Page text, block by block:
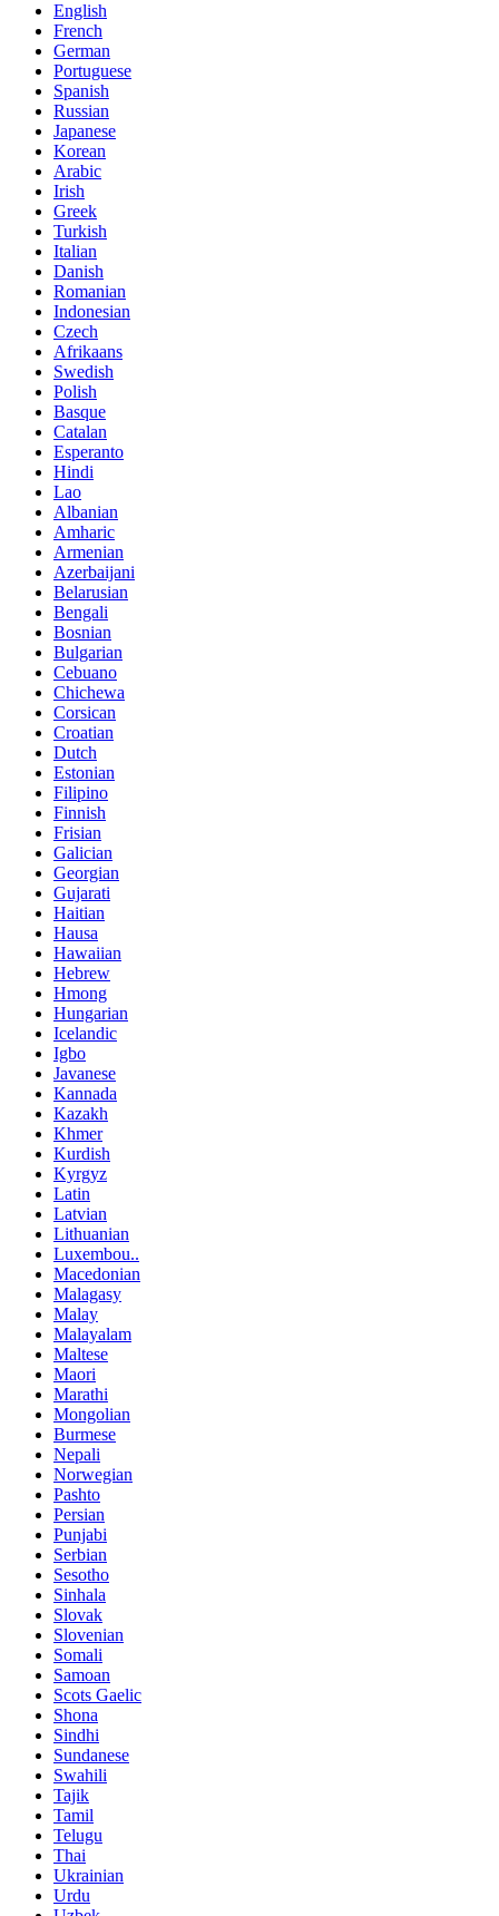
English
French
German
Portuguese
Spanish
Russian
Japanese
Korean
Arabic
Irish
Greek
Turkish
Italian
Danish
Romanian
Indonesian
Czech
Afrikaans
Swedish
Polish
Basque
Catalan
Esperanto
Hindi
Lao
Albanian
Amharic
Armenian
Azerbaijani
Belarusian
Bengali
Bosnian
Bulgarian
Cebuano
Chichewa
Corsican
Croatian
Dutch
Estonian
Filipino
Finnish
Frisian
Galician
Georgian
Gujarati
Haitian
Hausa
Hawaiian
Hebrew
Hmong
Hungarian
Icelandic
Igbo
Javanese
Kannada
Kazakh
Khmer
Kurdish
Kyrgyz
Latin
Latvian
Lithuanian
Luxembou..
Macedonian
Malagasy
Malay
Malayalam
Maltese
Maori
Marathi
Mongolian
Burmese
Nepali
Norwegian
Pashto
Persian
Punjabi
Serbian
Sesotho
Sinhala
Slovak
Slovenian
Somali
Samoan
Scots Gaelic
Shona
Sindhi
Sundanese
Swahili
Tajik
Tamil
Telugu
Thai
Ukrainian
Urdu